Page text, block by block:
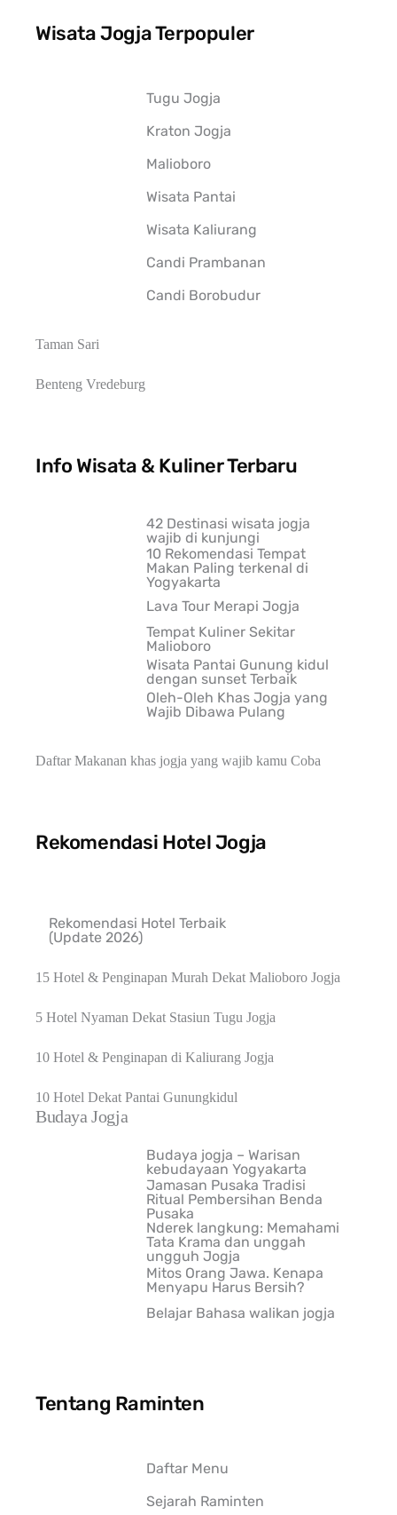
Wisata Jogja Terpopuler
Tugu Jogja
Kraton Jogja
Malioboro
Wisata Pantai
Wisata Kaliurang
Candi Prambanan
Candi Borobudur
Taman Sari
Benteng Vredeburg
Info Wisata & Kuliner Terbaru
42 Destinasi wisata jogja
wajib di kunjungi
10 Rekomendasi Tempat
Makan Paling terkenal di
Yogyakarta
Lava Tour Merapi Jogja
Tempat Kuliner Sekitar
Malioboro
Wisata Pantai Gunung kidul
dengan sunset Terbaik
Oleh-Oleh Khas Jogja yang
Wajib Dibawa Pulang
Daftar Makanan khas jogja yang wajib kamu Coba
Rekomendasi Hotel Jogja
Rekomendasi Hotel Terbaik
(Update 2026)
15 Hotel & Penginapan Murah Dekat Malioboro Jogja
5 Hotel Nyaman Dekat Stasiun Tugu Jogja
10 Hotel & Penginapan di Kaliurang Jogja
10 Hotel Dekat Pantai Gunungkidul
Budaya Jogja
Budaya jogja – Warisan
kebudayaan Yogyakarta
Jamasan Pusaka Tradisi
Ritual Pembersihan Benda
Pusaka
Nderek langkung: Memahami
Tata Krama dan unggah
ungguh Jogja
Mitos Orang Jawa. Kenapa
Menyapu Harus Bersih?
Belajar Bahasa walikan jogja
Tentang Raminten
Daftar Menu
Sejarah Raminten